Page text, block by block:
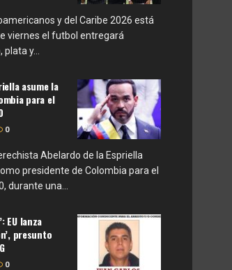
y del Caribe 2026 está
viernes el futbol entregará
y...
asume la
para el
0
Abelardo de la Espriella
presidente de Colombia para el
durante una...
EU lanza
presunto
0